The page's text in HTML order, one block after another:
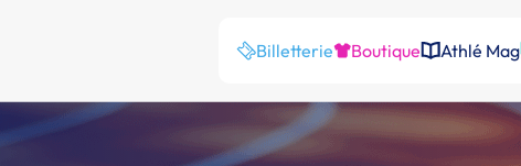
Billetterie Boutique Athlé Mag